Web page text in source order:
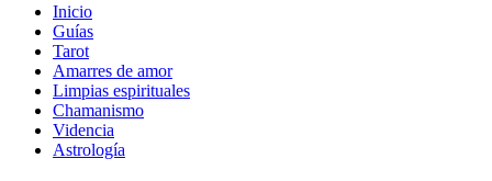
Inicio
Guías
Tarot
Amarres de amor
Limpias espirituales
Chamanismo
Videncia
Astrología